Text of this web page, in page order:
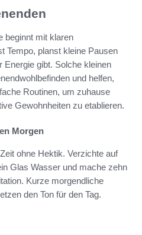
beginnt mit klaren
Tempo, planst kleine Pausen
gibt. Solche kleinen
und helfen,
Routinen, um zuhause
Gewohnheiten zu etablieren.
Morgen
ohne Hektik. Verzichte auf
Glas Wasser und mache zehn
Kurze morgendliche
den Ton für den Tag.